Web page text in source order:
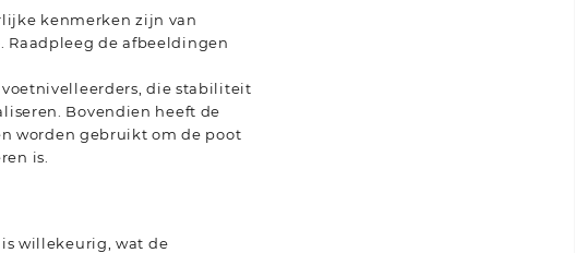
kenmerken zijn van
de afbeeldingen
die stabiliteit
Bovendien heeft de
worden gebruikt om de poot
is.
willekeurig, wat de